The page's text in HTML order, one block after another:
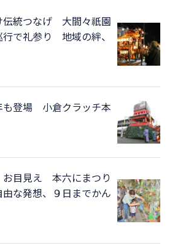
伝統つなげ 大間々祇園
で礼参り 地域の絆、
も登場 小倉クラッチ本
お目見え 本六にまつり
な発想、９日までかん